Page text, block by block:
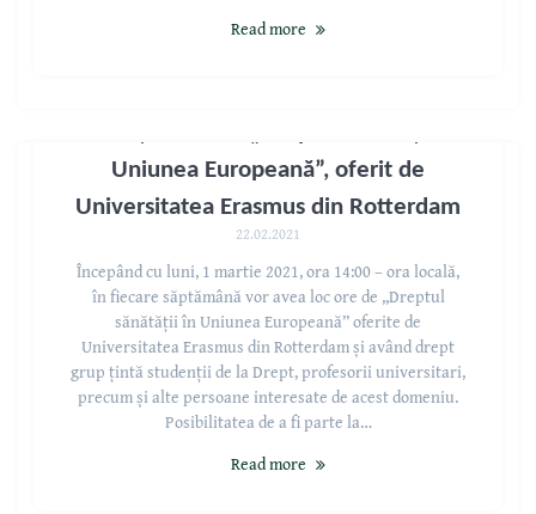
Read more
Uniunea Europeană”, oferit de
Universitatea Erasmus din Rotterdam
22.02.2021
Începând cu luni, 1 martie 2021, ora 14:00 – ora locală,
în fiecare săptămână vor avea loc ore de ,,Dreptul
sănătății în Uniunea Europeană” oferite de
Universitatea Erasmus din Rotterdam și având drept
grup țintă studenții de la Drept, profesorii universitari,
precum și alte persoane interesate de acest domeniu.
Posibilitatea de a fi parte la…
Read more